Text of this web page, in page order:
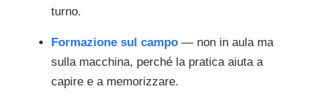
turno.
Formazione sul campo— non in aula ma
sulla macchina, perché la pratica aiuta a
capire e a memorizzare.